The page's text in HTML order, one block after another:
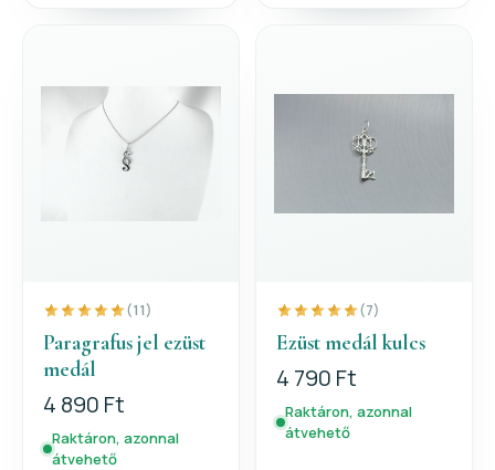
(11)
Paragrafus jel ezüst
medál
4 890 Ft
Raktáron, azonnal
átvehető
(7)
Ezüst medál kulcs
4 790 Ft
Raktáron, azonnal
átvehető